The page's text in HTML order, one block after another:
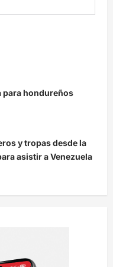
para hondureños
y tropas desde la
asistir a Venezuela